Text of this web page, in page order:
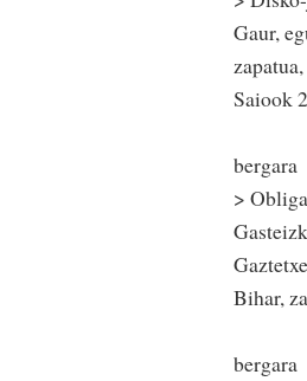
Gaur,
Saiook
bergara
>
Bihar,
bergara